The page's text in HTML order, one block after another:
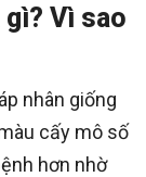
gì? Vì sao
nhân giống
cấy mô số
hơn nhờ